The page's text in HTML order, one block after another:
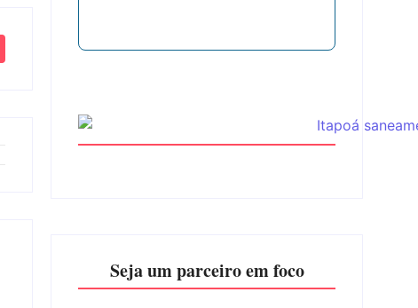
Seja um parceiro em foco